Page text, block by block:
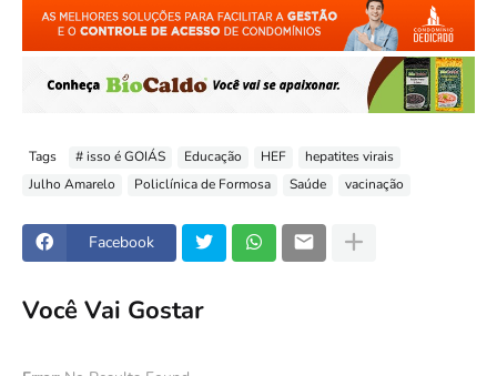
Tags # isso é GOIÁS Educação HEF
hepatites virais
Julho Amarelo
Policlínica de Formosa Saúde vacinação
Facebook
Você Vai Gostar